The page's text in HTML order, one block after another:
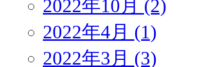
2022年10月 (2)
2022年4月 (1)
2022年3月 (3)